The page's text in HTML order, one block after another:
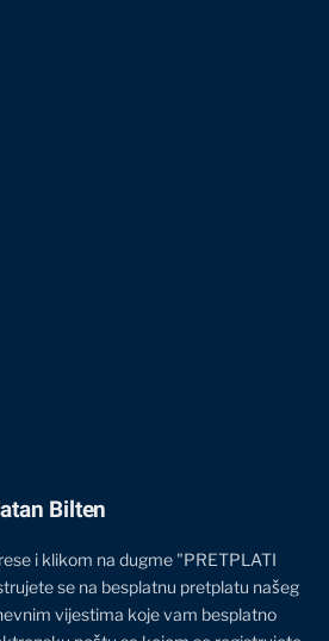
Bilten
i klikom na dugme "PRETPLATI
se na besplatnu pretplatu našeg
vijestima koje vam besplatno